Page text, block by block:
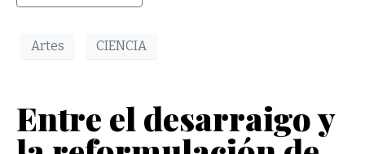
Artes CIENCIA
Entre el desarraigo y